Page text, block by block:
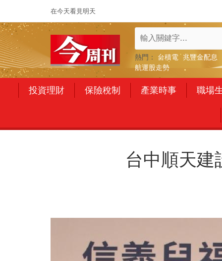
在今天看見明天
熱門： 台積電 兆豐金配息
航運股走勢
投資理財 保險稅制 產業時事 職場
台中順天